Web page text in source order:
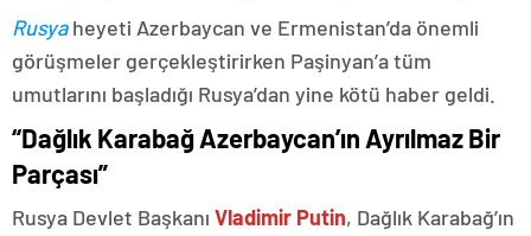
Rusyaheyeti Azerbaycan ve Ermenistan’da önemli
görüşmeler gerçekleştirirken Paşinyan’a tüm
umutlarını başladığı Rusya’dan yine kötü haber geldi.
“Dağlık Karabağ Azerbaycan’ın Ayrılmaz Bir
Parçası”
Rusya Devlet Başkanı Vladimir Putin, Dağlık Karabağ’ın